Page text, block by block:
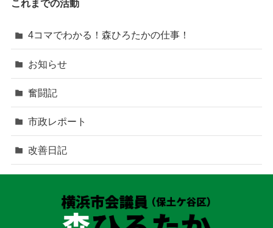
これまでの活動
4コマでわかる！森ひろたかの仕事！
お知らせ
奮闘記
市政レポート
改善日記